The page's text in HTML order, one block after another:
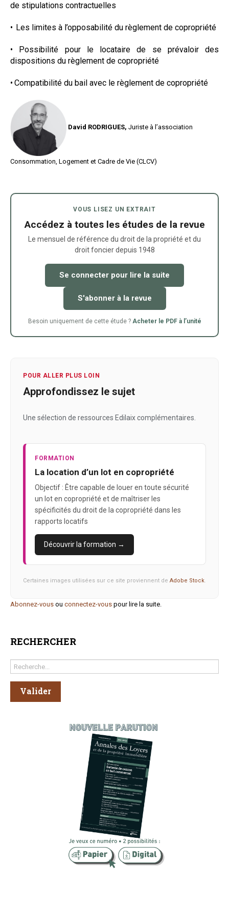
de stipulations contractuelles
• Les limites à l’opposabilité du règlement de copropriété
•
Possibilité pour le locataire de se prévaloir des
dispositions du règlement de copropriété
• Compatibilité du bail avec le règlement de copropriété
David RODRIGUES, Juriste à l’association
Consommation, Logement et Cadre de Vie (CLCV)
VOUS LISEZ UN EXTRAIT
Accédez à toutes les études de la revue
Le mensuel de référence du droit de la propriété et du
droit foncier depuis 1948
Se connecter pour lire la suite
S'abonner à la revue
Besoin uniquement de cette étude ? Acheter le PDF à l’unité
POUR ALLER PLUS LOIN
Approfondissez le sujet
Une sélection de ressources Edilaix complémentaires.
FORMATION
La location d’un lot en copropriété
Objectif : Être capable de louer en toute sécurité
un lot en copropriété et de maîtriser les
spécificités du droit de la copropriété dans les
rapports locatifs
Découvrir la formation →
Certaines images utilisées sur ce site proviennent de Adobe Stock.
Abonnez-vous ou connectez-vous pour lire la suite.
RECHERCHER
Rechercher
Valider